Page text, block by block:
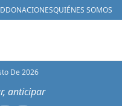
DONACIONESQUIÉNES SOMOS
De 2026
anticipar